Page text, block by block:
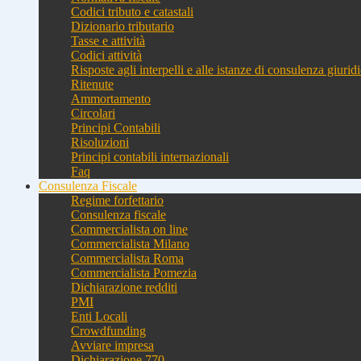
Codici tributo e catastali
Dizionario tributario
Tasse e attività
Codici attività
Risposte agli interpelli e alle istanze di consulenza
Ritenute
Ammortamento
Circolari
Principi Contabili
Risoluzioni
Principi contabili internazionali
Faq
Consulenza Fiscale
Regime forfettario
Consulenza fiscale
Commercialista on line
Commercialista Milano
Commercialista Roma
Commercialista Pomezia
Dichiarazione redditi
PMI
Enti Locali
Crowdfunding
Avviare impresa